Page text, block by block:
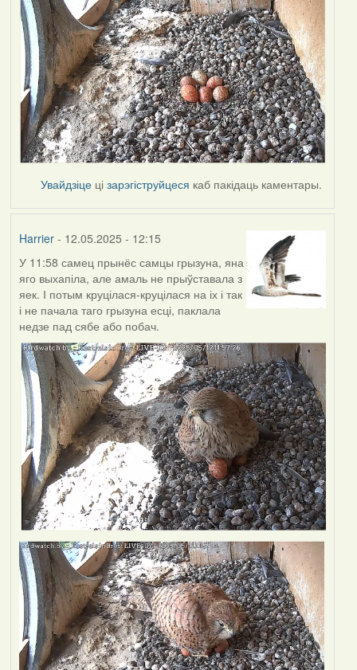
Увайдзіце цізарэгіструйцеся каб пакідаць каментары.
Harrier- 12.05.2025 - 12:15
У 11:58 самец прынёс самцы грызуна, яна
яго выхапіла, але амаль не прыўставала з
яек. І потым круцілася-круцілася на іх і так
і не пачала таго грызуна есці, паклала
недзе пад сябе або побач.